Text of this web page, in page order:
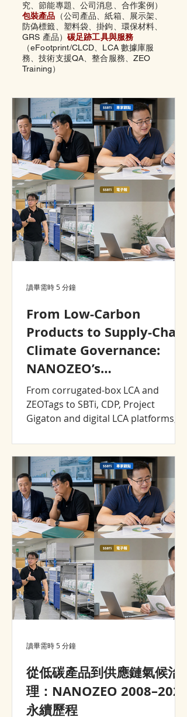
究、節能專題、公司消息、合作案例）
包裝產品 （公司產品、紙箱、
展示架、
防偽標籤、 塑料袋、掛鉤、 環保材料、
GRS 產品） 碳足跡工具與服務
（eFootprint/CLCD、LCA 數據庫服
務、技術支援QA、整合服務、ZEO
Training）
From Low-Carbon
Products to Supply-Chain
Climate Governance:
NANOZEO’s
Sustainability Journey,
2008–2026
From corrugated-box LCA and
ZEOTags to SBTi, CDP, Project
Gigaton and digital LCA platforms,
turned sustainability into product
advantage, customer value and
market growth.
讀畢需時 5 分鐘
從低碳產品到供應鏈氣候治
理：NANOZEO 2008–2026
永續歷程
讀畢需時 5 分鐘